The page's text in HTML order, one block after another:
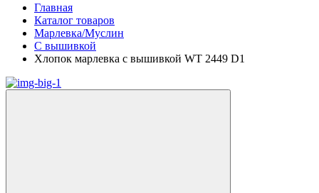
Главная
Каталог товаров
Марлевка/Муслин
С вышивкой
Хлопок марлевка с вышивкой WT 2449 D1